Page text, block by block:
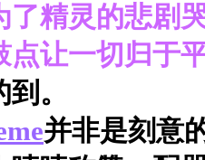
了精灵的悲剧
点让一切归于
。
并非是刻意